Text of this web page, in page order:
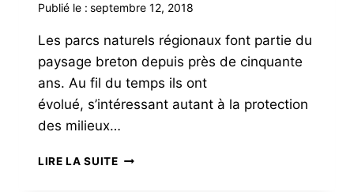
Publié le : septembre 12, 2018
Les parcs naturels régionaux font partie du
paysage breton depuis près de cinquante
ans. Au fil du temps ils ont
évolué, s’intéressant autant à la protection
des milieux…
LIRE LA SUITEPARCS